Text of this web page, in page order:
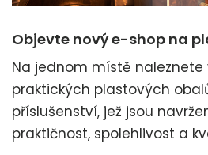
Objevte nový e-shop na
Na jednom místě naleznete
praktických plastových
příslušenství, jež jsou
praktičnost, spolehlivost a